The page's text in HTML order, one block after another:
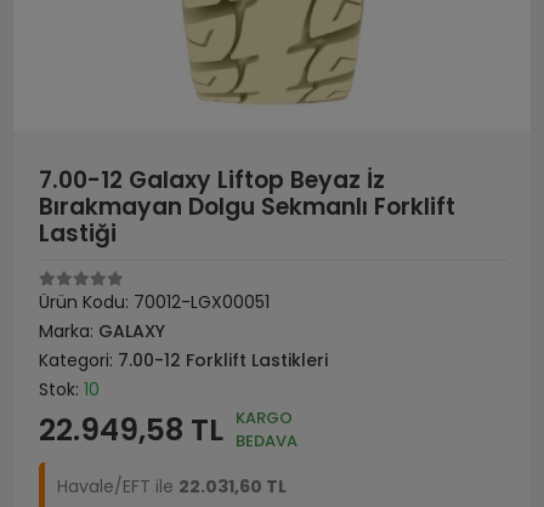
7.00-12 Galaxy Liftop Beyaz İz
Bırakmayan Dolgu Sekmanlı Forklift
Lastiği
Ürün Kodu: 70012-LGX00051
Marka: GALAXY
Kategori: 7.00-12 Forklift Lastikleri
Stok: 10
22.949,58 TL KARGO
BEDAVA
Havale/EFT ile 22.031,60 TL